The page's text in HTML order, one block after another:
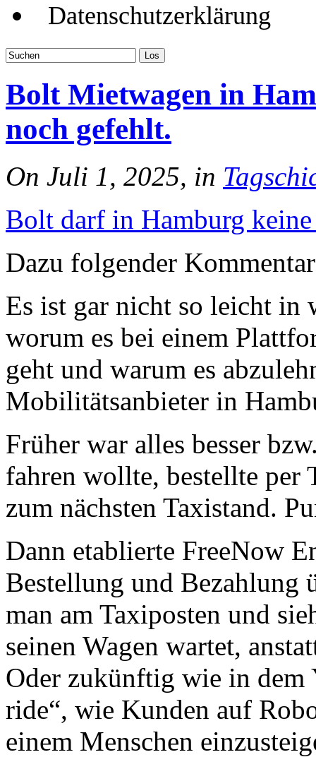
Datenschutzerklärung
Bolt Mietwagen in
noch gefehlt.
On Juli 1, 2025, in
Bolt darf in Hamburg
Dazu folgender
Es ist gar nicht so leicht in
worum es bei einem
geht und warum es
Mobilitätsanbieter in
Früher war alles besser
fahren wollte, bestellte per
zum nächsten Taxistand.
Dann etablierte FreeNow
Bestellung und Bezahlung
man am Taxiposten und
seinen Wagen wartet,
Oder zukünftig wie in dem
ride“, wie Kunden auf
einem Menschen